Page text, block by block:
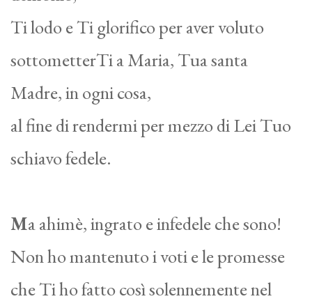
Ti lodo e Ti glorifico per aver voluto
sottometterTi a Maria, Tua santa
Madre, in ogni cosa,
al fine di rendermi per mezzo di Lei Tuo
schiavo fedele.
Ma ahimè, ingrato e infedele che sono!
Non ho mantenuto i voti e le promesse
che Ti ho fatto così solennemente nel